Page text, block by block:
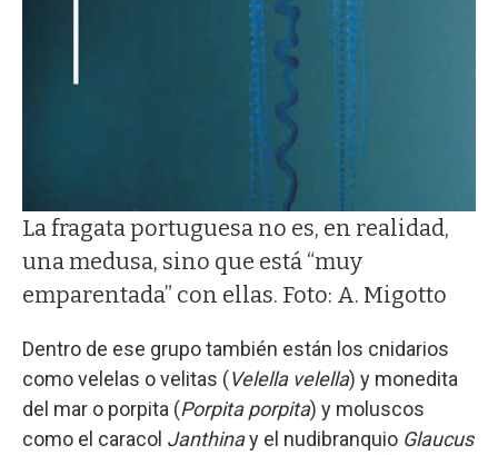
La fragata portuguesa no es, en realidad,
una medusa, sino que está “muy
emparentada” con ellas. Foto: A. Migotto
Dentro de ese grupo también están los cnidarios
como velelas o velitas (Velella velella) y monedita
del mar o porpita (Porpita porpita) y moluscos
como el caracol Janthinay el nudibranquio Glaucus